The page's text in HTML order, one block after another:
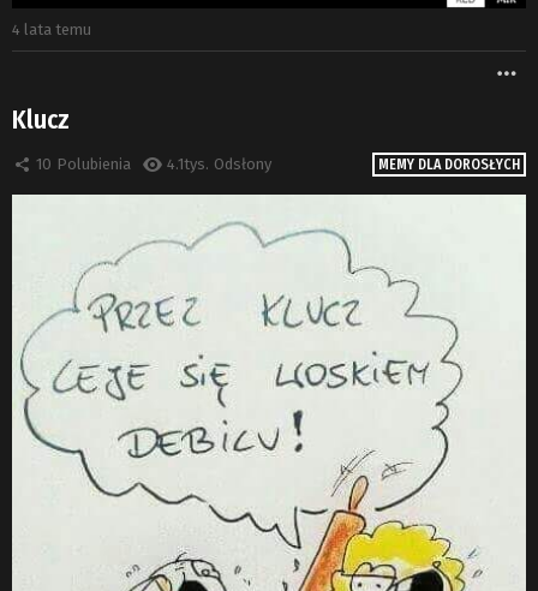
4 lata temu
MEMY DLA DOROSŁYCH
Klucz
10 Polubienia 4.1tys. Odsłony